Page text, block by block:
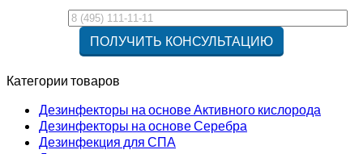
Категории товаров
Дезинфекторы на основе Активного кислорода
Дезинфекторы на основе Серебра
Дезинфекция для СПА